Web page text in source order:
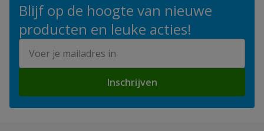
Blijf op de hoogte van nieuwe
producten en leuke acties!
Inschrijven